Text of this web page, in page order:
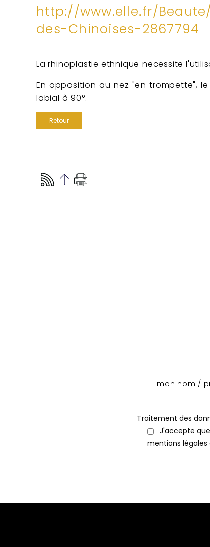
http://www.elle.fr/
des-Chinoises-2867794
La rhinoplastie ethnique necessite
En opposition au nez "en trompette",
labial à 90°.
Retour
Traitement des
J'accepte
mentions légales